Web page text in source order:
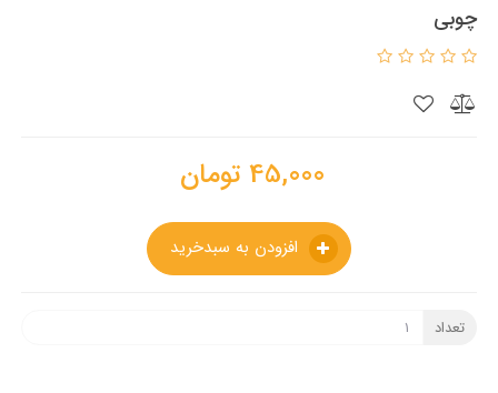
چوبی
45,000 تومان
تعداد